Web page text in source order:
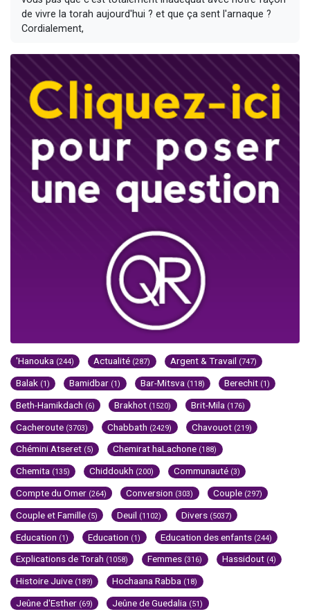
de vivre la torah aujourd'hui ? et que ça sent l'arnaque ?
Cordialement,
'Hanouka (244) Actualité (287) Argent & Travail (747)
Balak (1) Bamidbar (1) Bar-Mitsva (118) Berechit (1)
Beth-Hamikdach (6) Brakhot (1520) Brit-Mila (176)
Cacheroute (3703) Chabbath (2429) Chavouot (219)
Chémini Atseret (5) Chemirat haLachone (188)
Chemita (135) Chiddoukh (200) Communauté (3)
Compte du Omer (264) Conversion (303) Couple (297)
Couple et Famille (5) Deuil (1102) Divers (5037)
Education (1) Education (1) Education des enfants (244)
Explications de Torah (1058) Femmes (316) Hassidout (4)
Histoire Juive (189) Hochaana Rabba (18)
Jeûne d'Esther (69) Jeûne de Guedalia (51)